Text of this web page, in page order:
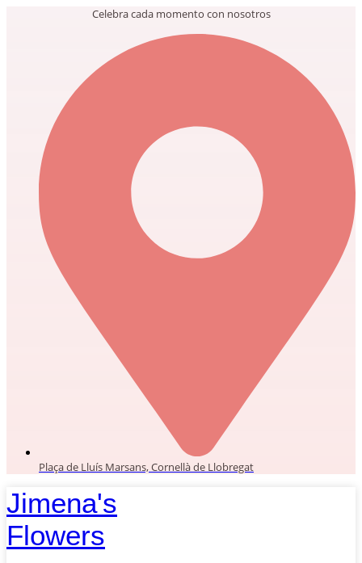
Celebra cada momento con nosotros
Plaça de Lluís Marsans, Cornellà de Llobregat
Jimena's
Flowers